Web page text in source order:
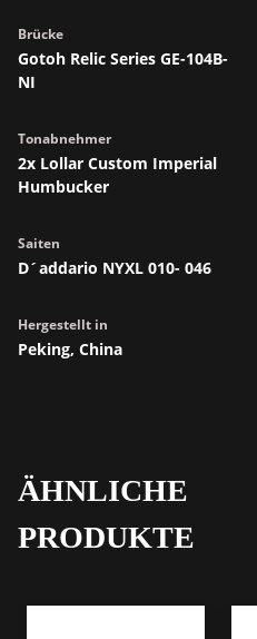
Brücke
Gotoh Relic Series GE-104B-
NI
Tonabnehmer
2x Lollar Custom Imperial
Humbucker
Saiten
D´addario NYXL 010- 046
Hergestellt in
Peking, China
ÄHNLICHE
PRODUKTE